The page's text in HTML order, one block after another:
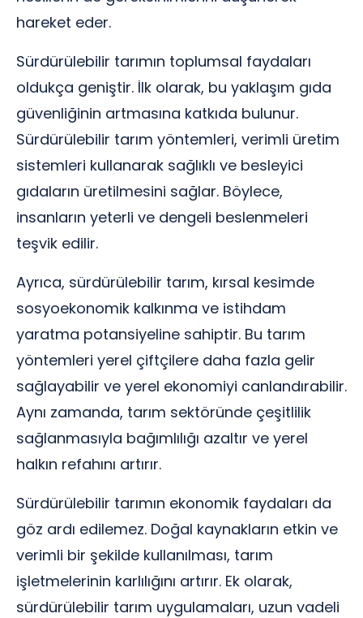
hareket eder.
Sürdürülebilir tarımın toplumsal faydaları
oldukça geniştir. İlk olarak, bu yaklaşım gıda
güvenliğinin artmasına katkıda bulunur.
Sürdürülebilir tarım yöntemleri, verimli üretim
sistemleri kullanarak sağlıklı ve besleyici
gıdaların üretilmesini sağlar. Böylece,
insanların yeterli ve dengeli beslenmeleri
teşvik edilir.
Ayrıca, sürdürülebilir tarım, kırsal kesimde
sosyoekonomik kalkınma ve istihdam
yaratma potansiyeline sahiptir. Bu tarım
yöntemleri yerel çiftçilere daha fazla gelir
sağlayabilir ve yerel ekonomiyi canlandırabilir.
Aynı zamanda, tarım sektöründe çeşitlilik
sağlanmasıyla bağımlılığı azaltır ve yerel
halkın refahını artırır.
Sürdürülebilir tarımın ekonomik faydaları da
göz ardı edilemez. Doğal kaynakların etkin ve
verimli bir şekilde kullanılması, tarım
işletmelerinin karlılığını artırır. Ek olarak,
sürdürülebilir tarım uygulamaları, uzun vadeli